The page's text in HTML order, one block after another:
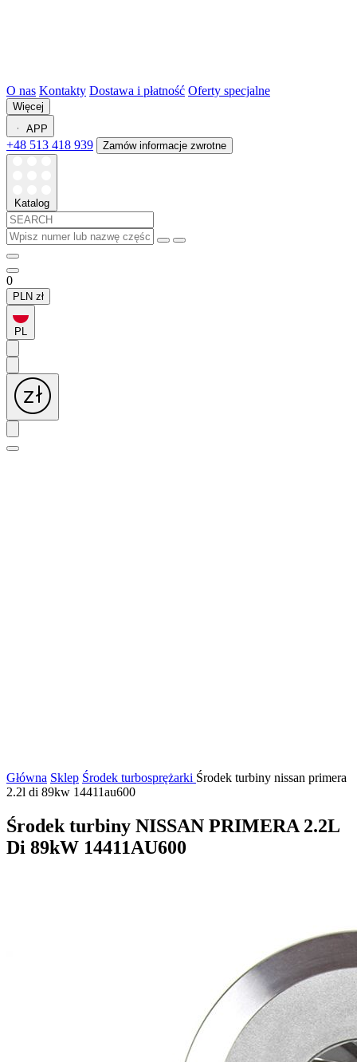
O nas Kontakty Dostawa i płatność Oferty specjalne
Więcej
APP
+48 513 418 939 Zamów informacje zwrotne
Katalog
0
PLN zł
PL
Główna Sklep Środek turbosprężarki Środek turbiny nissan primera
2.2l di 89kw 14411au600
Środek turbiny NISSAN PRIMERA 2.2L
Di 89kW 14411AU600